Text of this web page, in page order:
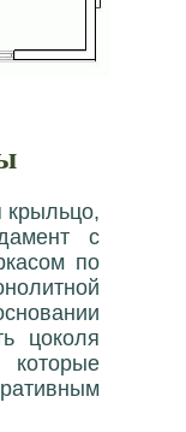
с
по
цоколя
которые